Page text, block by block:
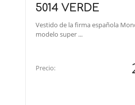
5014 VERDE
Vestido de la firma española
modelo super ...
Precio: